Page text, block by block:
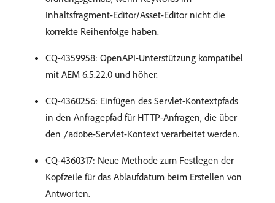
Inhaltsfragment-Editor/Asset-Editor nicht die
korrekte Reihenfolge haben.
CQ-4359958: OpenAPI-Unterstützung kompatibel
mit AEM 6.5.22.0 und höher.
CQ-4360256: Einfügen des Servlet-Kontextpfads
in den Anfragepfad für HTTP-Anfragen, die über
den /adobe-Servlet-Kontext verarbeitet werden.
CQ-4360317: Neue Methode zum Festlegen der
Kopfzeile für das Ablaufdatum beim Erstellen von
Antworten.